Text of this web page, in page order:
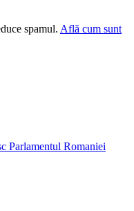
spamul. Află cum sunt
Parlamentul Romaniei